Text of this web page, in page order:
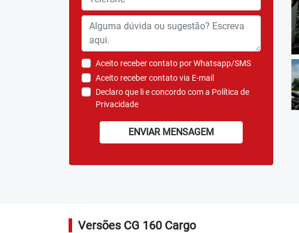
Aceito receber contato por Whatsapp/SMS
Aceito receber contato via E-mail
Declaro que li e concordo com a Política de
Privacidade
ENVIAR MENSAGEM
Versões CG 160 Cargo